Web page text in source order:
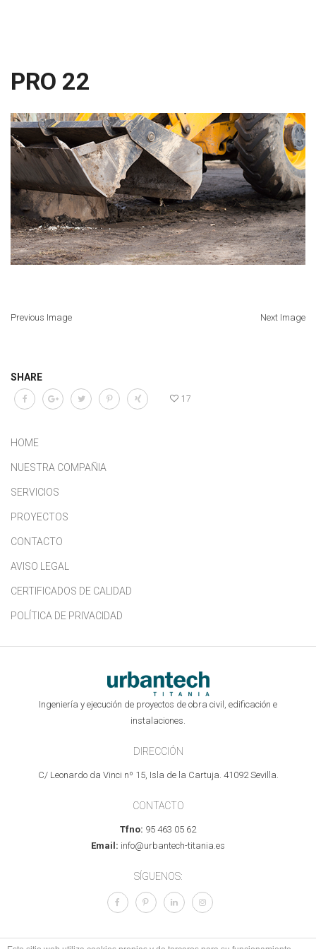
PRO 22
Previous Image Next Image
SHARE
17
HOME
NUESTRA COMPAÑIA
SERVICIOS
PROYECTOS
CONTACTO
AVISO LEGAL
CERTIFICADOS DE CALIDAD
POLÍTICA DE PRIVACIDAD
Ingeniería y ejecución de proyectos de obra civil, edificación e
instalaciones.
DIRECCIÓN
C/ Leonardo da Vinci nº 15, Isla de la Cartuja. 41092 Sevilla.
CONTACTO
Tfno: 95 463 05 62
Email: info@urbantech-titania.es
SÍGUENOS: